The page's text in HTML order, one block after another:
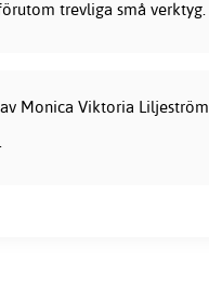
trevliga små verktyg.
Monica Viktoria Liljeström